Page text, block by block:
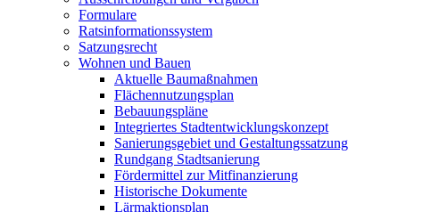
Formulare
Ratsinformationssystem
Satzungsrecht
Wohnen und Bauen
Aktuelle Baumaßnahmen
Flächennutzungsplan
Bebauungspläne
Integriertes Stadtentwicklungskonzept
Sanierungsgebiet und Gestaltungssatzung
Rundgang Stadtsanierung
Fördermittel zur Mitfinanzierung
Historische Dokumente
Lärmaktionsplan